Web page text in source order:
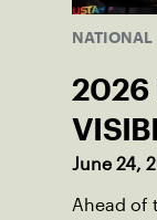
NATIONAL
2026
June 24,
Ahead of